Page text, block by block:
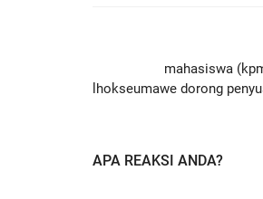
mahasiswa
lhokseumawe dorong
APA REAKSI ANDA?
Apel